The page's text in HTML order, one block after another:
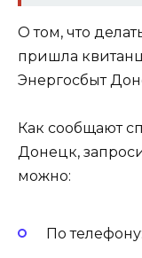
О том, что
пришла
Энергосбыт
Как сообщают
Донецк,
можно:
По